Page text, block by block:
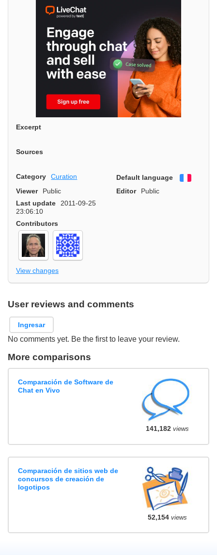
Excerpt
Sources
Category Curation Default language
Viewer
Public Editor
Public
Last update
2011-09-25
23:06:10
Contributors
View changes
User reviews and comments
Ingresar
No comments yet. Be the first to leave your review.
More comparisons
Comparación de Software de
Chat en Vivo
141,182views
Comparación de sitios web de
concursos de creación de
logotipos
52,154views